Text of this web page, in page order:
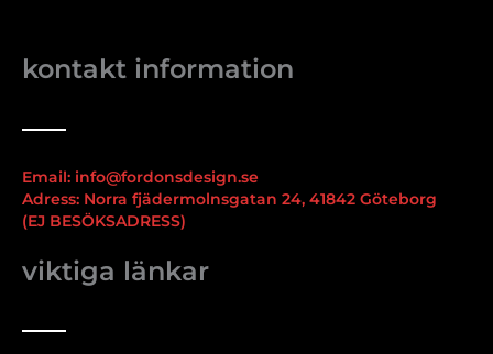
kontakt information
Email: info@fordonsdesign.se
Adress: Norra fjädermolnsgatan 24, 41842 Göteborg
(EJ BESÖKSADRESS)
viktiga länkar